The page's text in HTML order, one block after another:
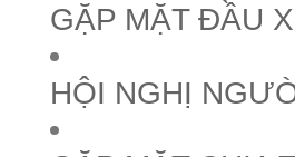
GẶP MẶT ĐẦU
HỘI NGHỊ